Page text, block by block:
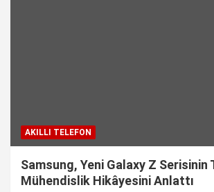
AKILLI TELEFON
Samsung, Yeni Galaxy Z Serisinin
Mühendislik Hikâyesini Anlattı